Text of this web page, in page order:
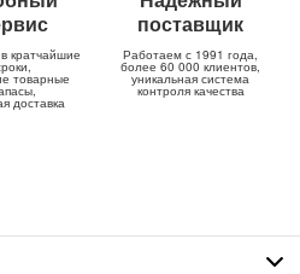
кратчайшие
товарные
доставка
поставщик
Работаем с 1991 года,
более 60 000 клиентов,
уникальная система
контроля качества